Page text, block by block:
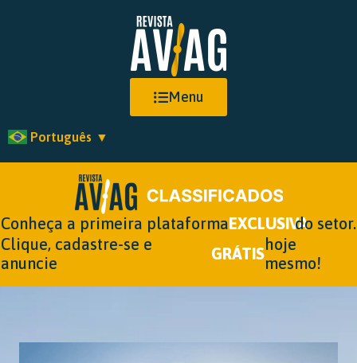
Menu
Português ▼
Conheça a primeira plataformaEXCLUSIVAdo setor.
Clique, cadastre-se e
anuncie
GRÁTIS
hoje
mesmo!